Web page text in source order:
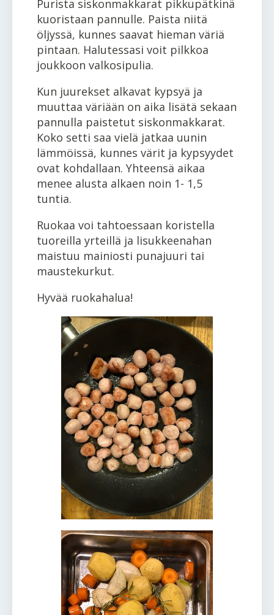
Purista siskonmakkarat pikkupätkinä
kuoristaan pannulle. Paista niitä
öljyssä, kunnes saavat hieman väriä
pintaan. Halutessasi voit pilkkoa
joukkoon valkosipulia.
Kun juurekset alkavat kypsyä ja
muuttaa väriään on aika lisätä sekaan
pannulla paistetut siskonmakkarat.
Koko setti saa vielä jatkaa uunin
lämmöissä, kunnes värit ja kypsyydet
ovat kohdallaan. Yhteensä aikaa
menee alusta alkaen noin 1- 1,5
tuntia.
Ruokaa voi tahtoessaan koristella
tuoreilla yrteillä ja lisukkeenahan
maistuu mainiosti punajuuri tai
maustekurkut.
Hyvää ruokahalua!